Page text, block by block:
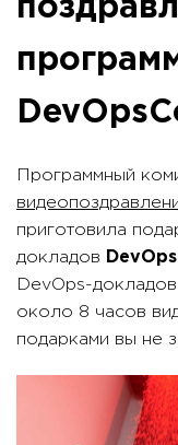
Программный
приготовила
докладов
DevOps-
около 8 часов
подарками вы не